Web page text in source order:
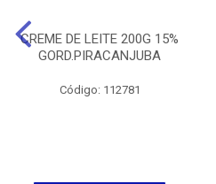
CREME DE LEITE 200G 15%
GORD.PIRACANJUBA
Código: 112781